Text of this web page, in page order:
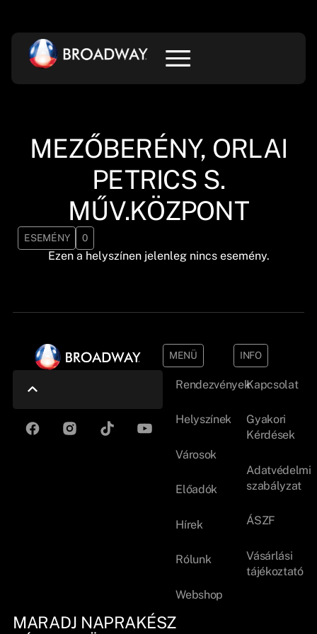
MEZŐBERÉNY, ORLAI
PETRICS S.
MŰV.KÖZPONT
ESEMÉNY 0
Ezen a helyszínen jelenleg nincs esemény.
MENÜ
Rendezvények
Helyszínek
Városok
Előadók
Hírek
Rólunk
Webshop
INFO
Kapcsolat
Gyakori
Kérdések
Adatvédelmi
szabályzat
ÁSZF
Vásárlási
tájékoztató
MARADJ NAPRAKÉSZ